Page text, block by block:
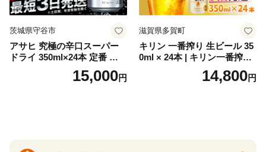
茨城県守谷市
アサヒ 究極の辛口スーパー
ドライ 350ml×24本 定番 ビー
ル 缶ビール 酒 お酒 アルコー
15,000円
滋賀県多賀町
キリン 一番搾り 生ビール 35
0ml × 24本 | キリン一番搾り
キリンビール 一番搾り ビー
ル 24缶 きりんいちばんしぼ
14,800円